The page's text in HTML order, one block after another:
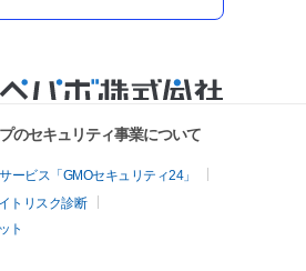
のセキュリティ事業について
ービス「GMOセキュリティ24」
トリスク診断
ト